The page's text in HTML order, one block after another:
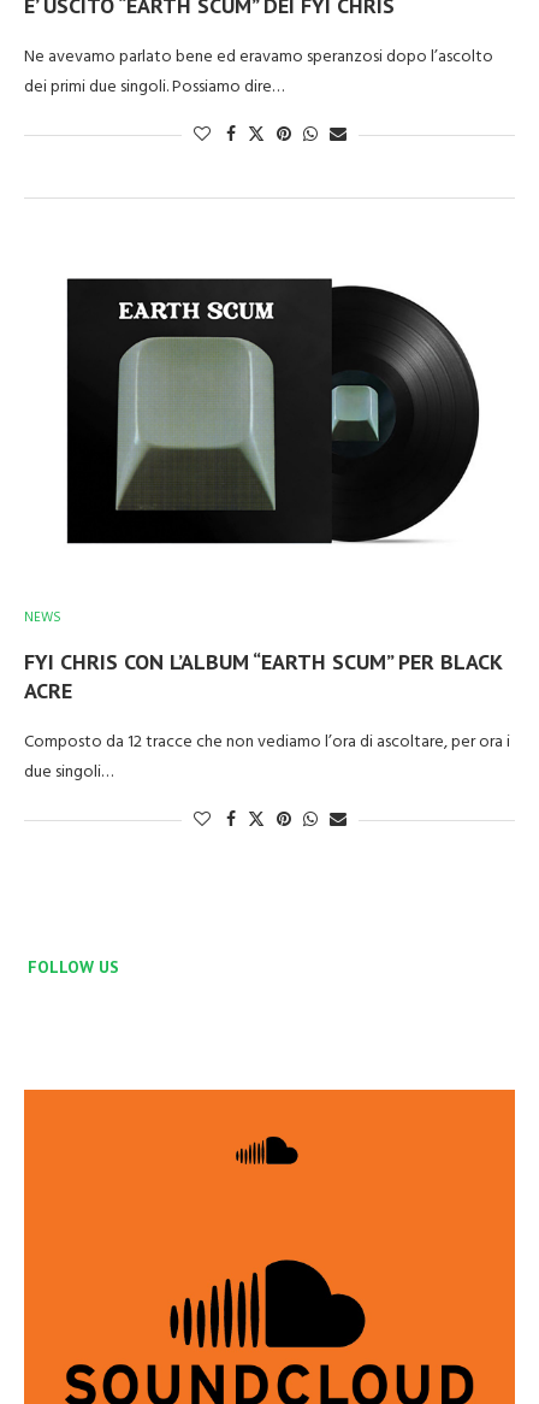
Ne avevamo parlato bene ed eravamo speranzosi dopo l’ascolto
dei primi due singoli. Possiamo dire…
NEWS
FYI CHRIS CON L’ALBUM “EARTH SCUM” PER BLACK
ACRE
Composto da 12 tracce che non vediamo l’ora di ascoltare, per ora i
due singoli…
FOLLOW US